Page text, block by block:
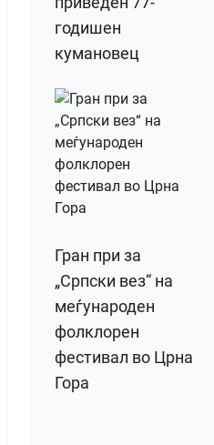
годишен
кумановец
Гран при за
„Српски вез“ на
меѓународен
фолклорен
фестивал во Црна
Гора